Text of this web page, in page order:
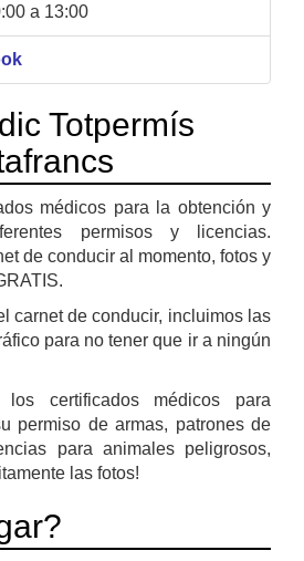
a 13:00
Totpermís
médicos para la obtención y
permisos y licencias.
de conducir al momento, fotos y
carnet de conducir, incluimos las
para no tener que ir a ningún
los certificados médicos para
permiso de armas, patrones de
para animales peligrosos,
las fotos!